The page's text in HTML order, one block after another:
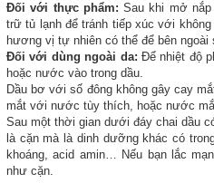
Đối với thực phẩm: Sau khi mở
trữ tủ lạnh để tránh tiếp xúc với
hương vị tự nhiên có thể để bên ngoài
Đối với dùng ngoài da: Để nhiệt độ
hoặc nước vào trong dầu.
Dầu bơ với số đông không gây cay
mắt với nước tùy thích, hoặc nước
Sau một thời gian dưới đáy chai dầu
là cặn mà là dinh dưỡng khác có
khoáng, acid amin… Nếu bạn lắc
như cặn.